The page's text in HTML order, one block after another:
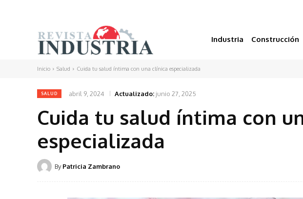
Industria Construcción
Inicio Salud Cuida tu salud íntima con una clínica especializada
SALUD abril 9, 2024 Actualizado: junio 27, 2025
Cuida tu salud íntima con
especializada
By Patricia Zambrano